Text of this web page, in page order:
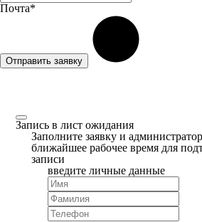
Почта*
Отправить заявку
Запись в лист ожидания
Заполните заявку и
ближайшее рабочее время для
записи
введите личные данные